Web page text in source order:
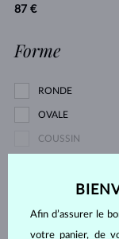
87 €
Forme
RONDE
OVALE
COUSSIN
Type de perle
Afin d’assurer le
votre panier, de